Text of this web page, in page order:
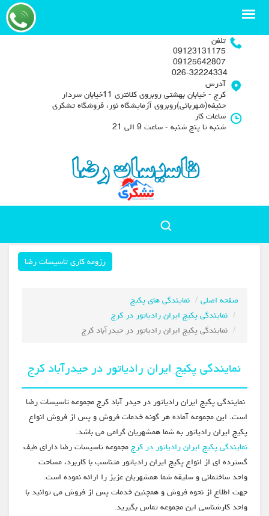
تلفن
09123131175
09125642807
آدرس
کرج - خیابان بهشتی روبروی کلانتری 11خیابان سردار
حنیفه(شهربانی)روبروی آزمایشگاه نور، فروشگاه تشکری
ساعات کار
شنبه تا پنج شنبه - ساعت 9 الی 21
رزومه کاری تاسیسات رضا
صفحه اصلی
نمایندگی های پکیج
نمایندگی پکیج ایران رادیاتور در کرج
نمایندگی پکیج ایران رادیاتور در حیدرآباد کرج
نمایندگی پکیج ایران رادیاتور در حیدرآباد کرج
نمایندگی پکیج ایران رادیاتور در حیدر آباد کرج مجموعه تاسیسات رضا
است. این مجموعه آماده هر گونه خدمات فروش و پس از فروش انواع
پکیج ایران رادیاتور به شما همشهریان گرامی می باشد.
نمایندگی پکیج ایران رادیاتور در کرجمجموعه تاسیسات رضا دارای طیف
گسترده ای از انواع پکیج ایران رادیاتور متناسب با کاربرد، مساحت
واحد ساختمانی و سلیقه شما همشهریان عزیز را ارائه نموده است.
جهت اطلاع از نحوه فروش و همچنین خدمات پس از فروش می توانید با
واحد کارشناسی این مجموعه تماس بگیرید.